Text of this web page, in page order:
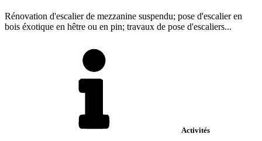
Rénovation d'escalier de mezzanine suspendu; pose d'escalier en
bois éxotique en hêtre ou en pin; travaux de pose d'escaliers...
Activités